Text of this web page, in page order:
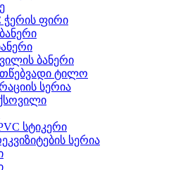
ჭერის ფირი
ბანერი
ტილო
სერია
სტიკერი
სერია